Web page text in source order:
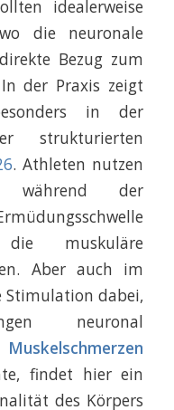
idealerweise
die neuronale
Bezug zum
der Praxis zeigt
in der
strukturierten
. Athleten nutzen
während der
muskuläre
Aber auch im
dabei,
neuronal
Muskelschmerzen
findet hier ein
des Körpers